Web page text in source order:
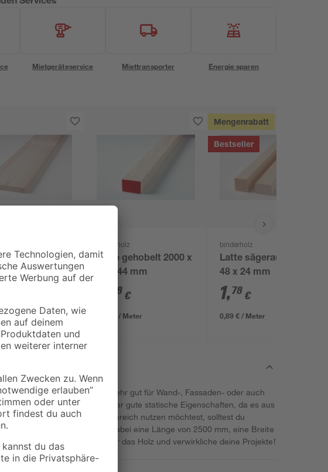
Mietgeräteservice Miettransporter Energie sparen
3000 x 100 x
binderholz
Latte gehobelt 2000 x
44 x 44 mm
98 €
3,99 € / Meter
Mengenrabatt
Bestseller
binderholz
Latte sägerau 2000 x
48 x 24 mm
1,78 €
0,89 € / Meter
von binderholz lässt sich sehr gut für Wand-, Fassaden- oder auch
verwenden. Es verfügt über gute statische Eigenschaften, da es aus
Wenn du es im Außenbereich nutzen möchtest, solltest du
auftragen. Der Artikel hat dabei eine Länge von 2500 mm, eine Breite
eine Stärke von 27 mm. Hol dir das Holz und verwirkliche deine Projekte!